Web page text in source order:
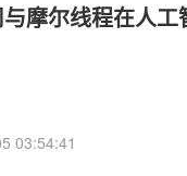
与摩尔线程在人
03:54:41